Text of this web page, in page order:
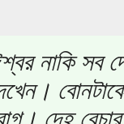
নাকি সব
দেহ